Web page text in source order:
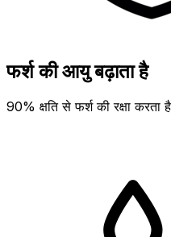
फर्श की आयु बढ़ाता है
90% क्षति से फर्श की रक्षा